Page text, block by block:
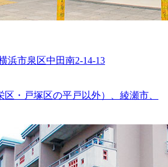
浜市泉区中田南2-14-13
・戸塚区の平戸以外）、綾瀬市、